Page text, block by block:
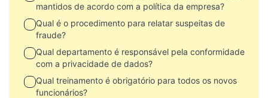
mantidos de acordo com a política da empresa?
Qual é o procedimento para relatar suspeitas de
fraude?
Qual departamento é responsável pela conformidade
com a privacidade de dados?
Qual treinamento é obrigatório para todos os novos
funcionários?